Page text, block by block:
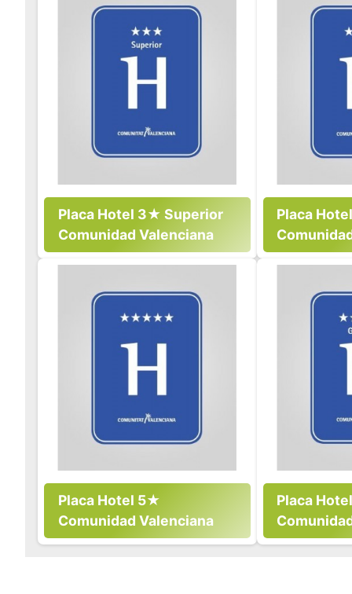
Placa Hotel 3★ Superior
Comunidad Valenciana
Placa
Placa Hotel 5★
Comunidad Valenciana
Placa